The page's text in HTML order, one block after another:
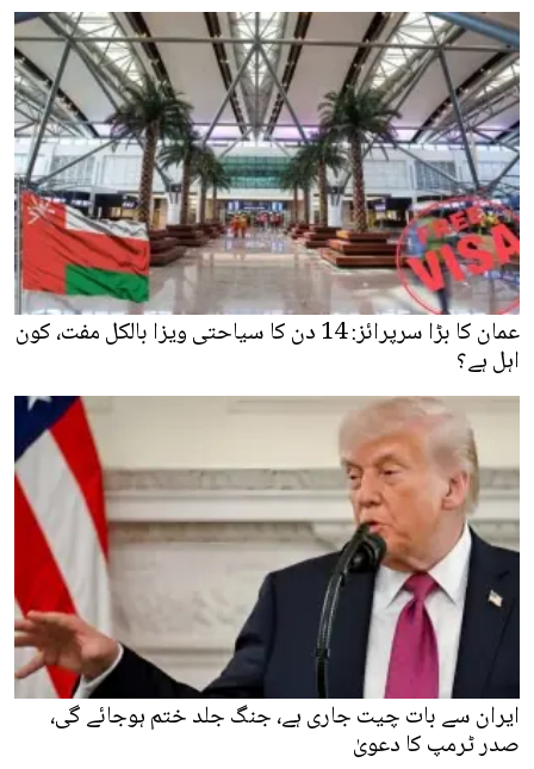
عمان کا بڑا سرپرائز: 14 دن کا سیاحتی ویزا بالکل مفت، کون
اہل ہے؟
ایران سے بات چیت جاری ہے، جنگ جلد ختم ہوجائے گی،
صدر ٹرمپ کا دعویٰ